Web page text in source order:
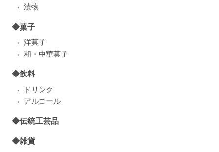
漬物
◆菓子
洋菓子
和・中華菓子
◆飲料
ドリンク
アルコール
◆伝統工芸品
◆雑貨